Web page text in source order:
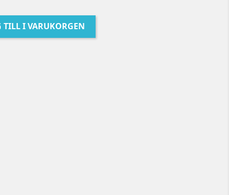
TILL I VARUKORGEN